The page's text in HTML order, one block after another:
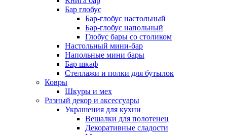
Бар глобус
Бар-глобус настольный
Бар-глобус напольный
Глобус бары со столиком
Настольный мини-бар
Напольные мини бары
Бар шкаф
Стеллажи и полки для бутылок
Ковры
Шкуры и мех
Разный декор и аксессуары
Украшения для кухни
Вешалки для полотенец
Декоративные сладости